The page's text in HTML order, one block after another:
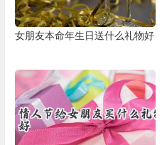
女朋友本命年生日送什么礼物好